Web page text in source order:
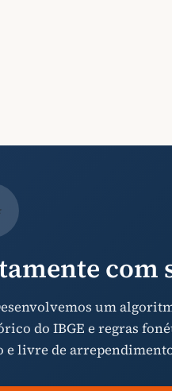
com
um
do IBGE e regras
livre de